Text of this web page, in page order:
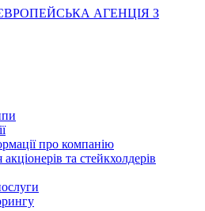
АГЕНЦІЯ З
про компанію
та стейкхолдерів